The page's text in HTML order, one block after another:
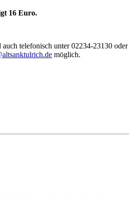
16 Euro.
telefonisch unter 02234-23130 oder
möglich.